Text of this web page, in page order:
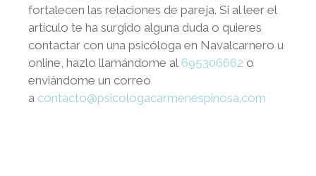
fortalecen las relaciones de pareja. Si al leer el
artículo te ha surgido alguna duda o quieres
contactar con una psicóloga en Navalcarnero u
online, hazlo llamándome al 695306662 o
enviándome un correo
a contacto@psicologacarmenespinosa.com